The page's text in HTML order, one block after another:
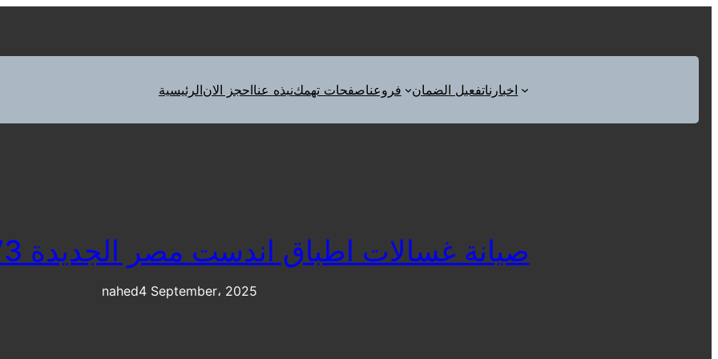
الرئيسيةاحجز الاننبذه عناصفحات تهمكفروعنا تفعيل الضماناخبارنا
صيانة غسالات اطباق اندست مصر الجديدة 01092279973
nahed4 September، 2025